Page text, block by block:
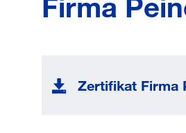
Zertifikat Firma